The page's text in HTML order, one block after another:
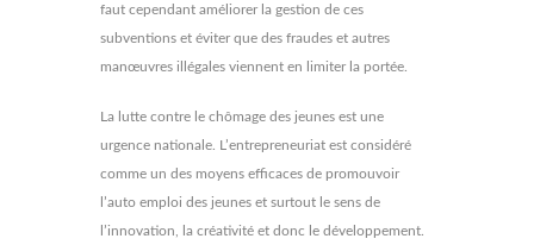
faut cependant améliorer la gestion de ces
subventions et éviter que des fraudes et autres
manœuvres illégales viennent en limiter la portée.
La lutte contre le chômage des jeunes est une
urgence nationale. L’entrepreneuriat est considéré
comme un des moyens efficaces de promouvoir
l’auto emploi des jeunes et surtout le sens de
l’innovation, la créativité et donc le développement.